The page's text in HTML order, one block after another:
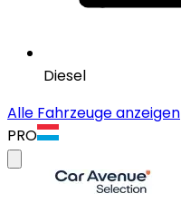
Diesel
Alle Fahrzeuge anzeigen
PRO